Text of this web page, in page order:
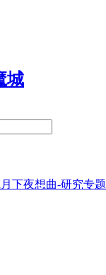
下夜想曲-研究专题